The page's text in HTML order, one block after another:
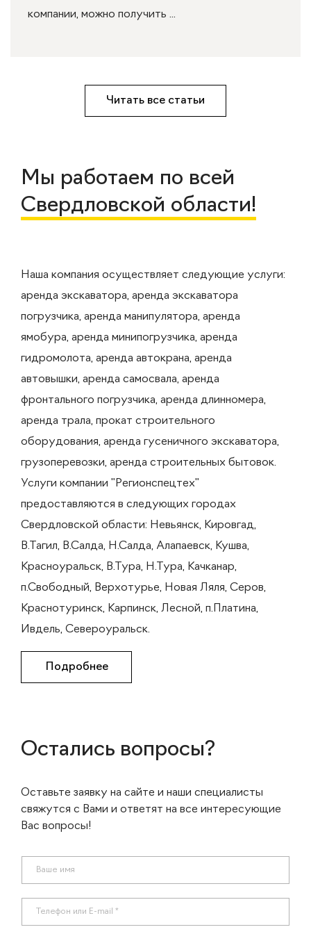
компании, можно получить ...
Читать все статьи
Мы работаем по всей
Свердловской области!
Наша компания осуществляет следующие услуги:
аренда экскаватора, аренда экскаватора
погрузчика, аренда манипулятора, аренда
ямобура, аренда минипогрузчика, аренда
гидромолота, аренда автокрана, аренда
автовышки, аренда самосвала, аренда
фронтального погрузчика, аренда длинномера,
аренда трала, прокат строительного
оборудования, аренда гусеничного экскаватора,
грузоперевозки, аренда строительных бытовок.
Услуги компании "Регионспецтех"
предоставляются в следующих городах
Свердловской области: Невьянск, Кировгад,
В.Тагил, В.Салда, Н.Салда, Алапаевск, Кушва,
Красноуральск, В.Тура, Н.Тура, Качканар,
п.Свободный, Верхотурье, Новая Ляля, Серов,
Краснотуринск, Карпинск, Лесной, п.Платина,
Ивдель, Североуральск.
Подробнее
Остались вопросы?
Оставьте заявку на сайте и наши специалисты
свяжутся с Вами и ответят на все интересующие
Вас вопросы!